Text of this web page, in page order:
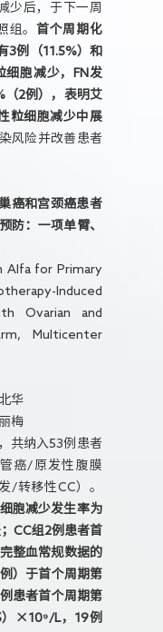
少后，于下一周
组。 首个周期化
3例（11.5%）和
胞减少，FN发
（2例），表明艾
粒细胞减少中展
风险并改善患者
癌和宫颈癌患者
防：一项单臂、
Alfa for Primary
Induced
Ovarian and
Multicenter
华
梅
共纳入53例患者
癌/原发性腹膜
/转移性CC）。
胞减少发生率为
CC组2例患者首
整血常规数据的
）于首个周期第
患者首个周期第
）×10⁹/L，19例